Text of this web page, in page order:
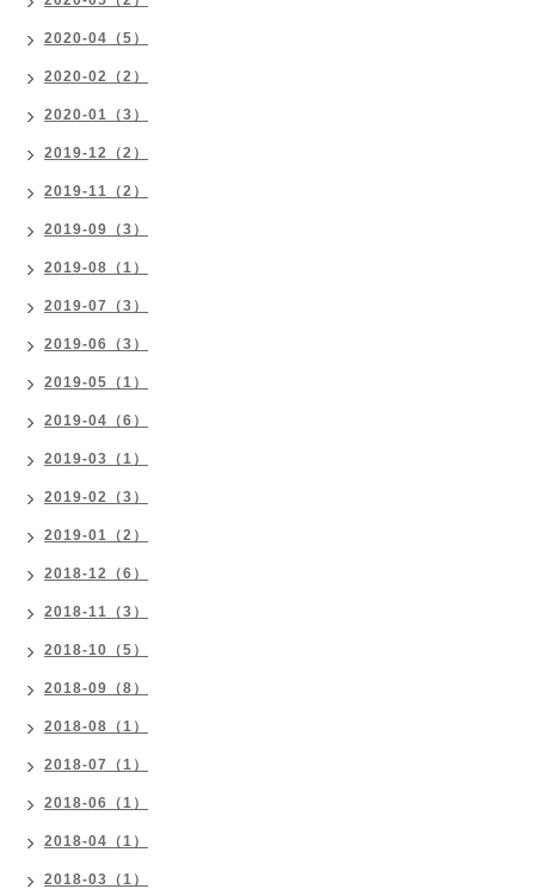
2020-04（5）
2020-02（2）
2020-01（3）
2019-12（2）
2019-11（2）
2019-09（3）
2019-08（1）
2019-07（3）
2019-06（3）
2019-05（1）
2019-04（6）
2019-03（1）
2019-02（3）
2019-01（2）
2018-12（6）
2018-11（3）
2018-10（5）
2018-09（8）
2018-08（1）
2018-07（1）
2018-06（1）
2018-04（1）
2018-03（1）